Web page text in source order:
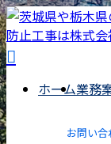
ホーム業務
お問い合